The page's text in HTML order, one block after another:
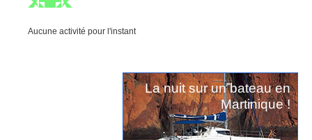
Aucune activité pour l'instant
La nuit sur un bateau en
Martinique !